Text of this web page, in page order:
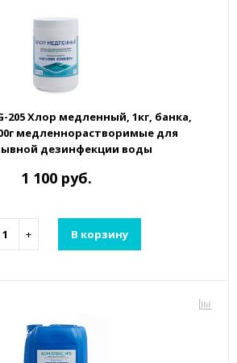
205 Хлор медленный, 1кг, банка,
медленнорастворимые для
дезинфекции воды
1 100 руб.
+ В корзину